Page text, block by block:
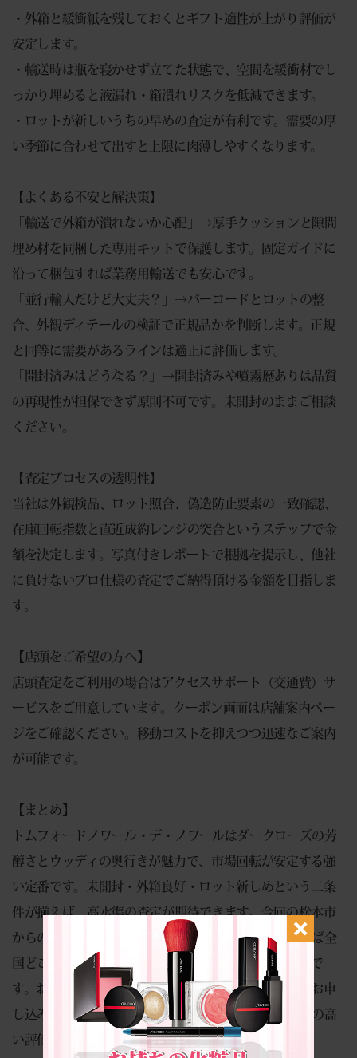
・外箱と緩衝紙を残しておくとギフト適性が上がり評価が
安定します。
・輸送時は瓶を寝かせず立てた状態で、空間を緩衝材でし
っかり埋めると液漏れ・箱潰れリスクを低減できます。
・ロットが新しいうちの早めの査定が有利です。需要の厚
い季節に合わせて出すと上限に肉薄しやすくなります。
【よくある不安と解決策】
「輸送で外箱が潰れないか心配」→厚手クッションと隙間
埋め材を同梱した専用キットで保護します。固定ガイドに
沿って梱包すれば業務用輸送でも安心です。
「並行輸入だけど大丈夫？」→バーコードとロットの整
合、外観ディテールの検証で正規品かを判断します。正規
と同等に需要があるラインは適正に評価します。
「開封済みはどうなる？」→開封済みや噴霧歴ありは品質
の再現性が担保できず原則不可です。未開封のままご相談
ください。
【査定プロセスの透明性】
当社は外観検品、ロット照合、偽造防止要素の一致確認、
在庫回転指数と直近成約レンジの突合というステップで金
額を決定します。写真付きレポートで根拠を提示し、他社
に負けないプロ仕様の査定でご納得頂ける金額を目指しま
す。
【店頭をご希望の方へ】
店頭査定をご利用の場合はアクセスサポート（交通費）サ
ービスをご用意しています。クーポン画面は店舗案内ペー
ジをご確認ください。移動コストを抑えつつ迅速なご案内
が可能です。
【まとめ】
トムフォードノワール・デ・ノワールはダークローズの芳
醇さとウッディの奥行きが魅力で、市場回転が安定する強
い定番です。未開封・外箱良好・ロット新しめという三条
件が揃えば、高水準の査定が期待できます。今回の松本市
からの宅配事例のように、無料宅配キットを活用すれば全
国どこからでも安全かつスピーディーに現金化が可能で
す。お手持ちの商品のお見積りは以下のフォームからお申
し込みください。到着当日の迅速なご案内と、透明性の高
い評価で安心の体験をご提供します。